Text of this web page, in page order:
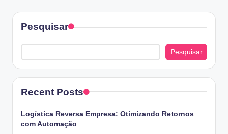
Pesquisar
Pesquisar
Recent Posts
Logística Reversa Empresa: Otimizando Retornos
com Automação